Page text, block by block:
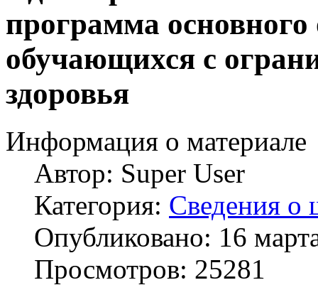
программа
обучающихся с
здоровья
Информация о материале
Автор: Super User
Категория: Сведения о
Опубликовано: 16
Просмотров: 25281